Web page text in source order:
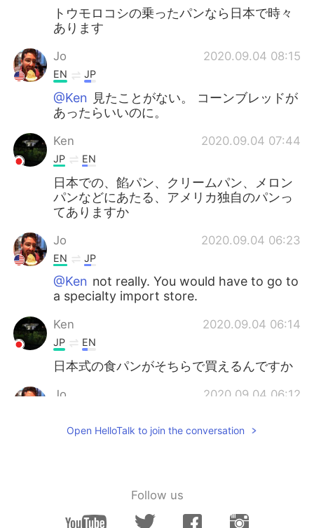
トウモロコシの乗ったパンなら日本で時々
あります
Jo 2020.09.04 08:15
EN JP
@Ken 見たことがない。 コーンブレッドが
あったらいいのに。
Ken 2020.09.04 07:44
JP EN
日本での、餡パン、クリームパン、メロン
パンなどにあたる、アメリカ独自のパンっ
てありますか
Jo 2020.09.04 06:23
EN JP
@Ken not really. You would have to go to
a specialty import store.
Ken 2020.09.04 06:14
JP EN
日本式の食パンがそちらで買えるんですか
Jo 2020.09.04 06:12
@Kenit depends on the kind you order. I
日本のような四角い柔らかい食パン🍞とい
Open HelloTalk to join the conversation
Follow us